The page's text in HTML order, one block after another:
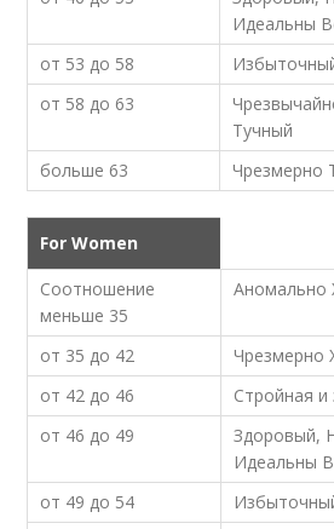
Идеальны
от 53 до 58
от 58 до 63
Тучный
больше 63
Чрезмерно
For Women
Соотношение
меньше 35
Аномально
от 35 до 42
Чрезмерно
от 42 до 46
Стройная и
от 46 до 49
Здоровый,
Идеальны
от 49 до 54